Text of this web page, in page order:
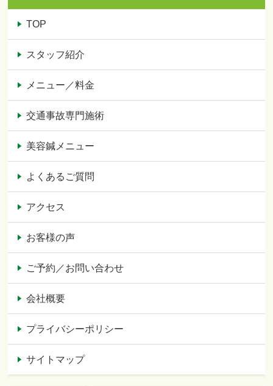
TOP
スタッフ紹介
メニュー／料金
交通事故専門施術
美容鍼メニュー
よくあるご質問
アクセス
お客様の声
ご予約／お問い合わせ
会社概要
プライバシーポリシー
サイトマップ